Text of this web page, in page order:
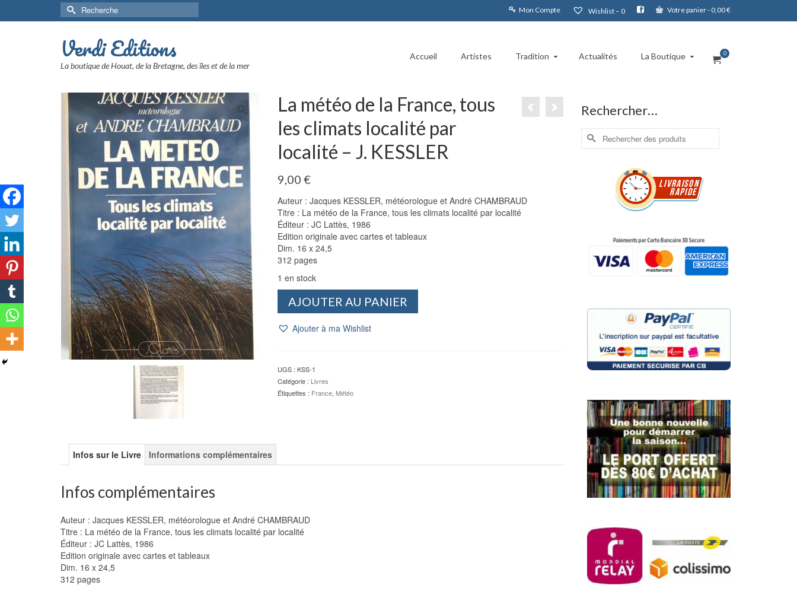
Mon Compte Wishlist – 0 Votre panier- 0,00€
Rechercher :
Verdi Editions
La boutique de Houat, de la Bretagne, des îles et de la mer
Accueil Artistes Tradition Actualités La Boutique 0
La météo de la France, tous
les climats localité par
localité – J. KESSLER
9,00 €
Auteur : Jacques KESSLER, météorologue et André CHAMBRAUD
Titre : La météo de la France, tous les climats localité par localité
Éditeur : JC Lattès, 1986
Edition originale avec cartes et tableaux
Dim. 16 x 24,5
312 pages
1 en stock
météo
France,
tous
les
AJOUTER AU PANIER
Ajouter à ma Wishlist
UGS : KSS-1
Catégorie : Livres
Étiquettes : France, Météo
Infos sur le Livre Informations complémentaires
Infos complémentaires
Auteur : Jacques KESSLER, météorologue et André CHAMBRAUD
Titre : La météo de la France, tous les climats localité par localité
Éditeur : JC Lattès, 1986
Edition originale avec cartes et tableaux
Dim. 16 x 24,5
312 pages
Rechercher…
Rechercher :